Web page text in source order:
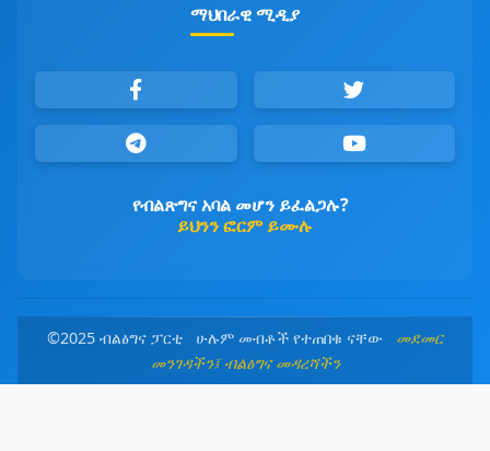
ማህበራዊ ሚዲያ
የብልጽግና አባል መሆን ይፈልጋሉ?
ይህንን ፎርም ይሙሉ
©2025 ብልፅግና ፓርቲ ሁሉም መብቶች የተጠበቁ ናቸው መደመር
መንገዳችን፤ ብልፅግና መዳረሻችን